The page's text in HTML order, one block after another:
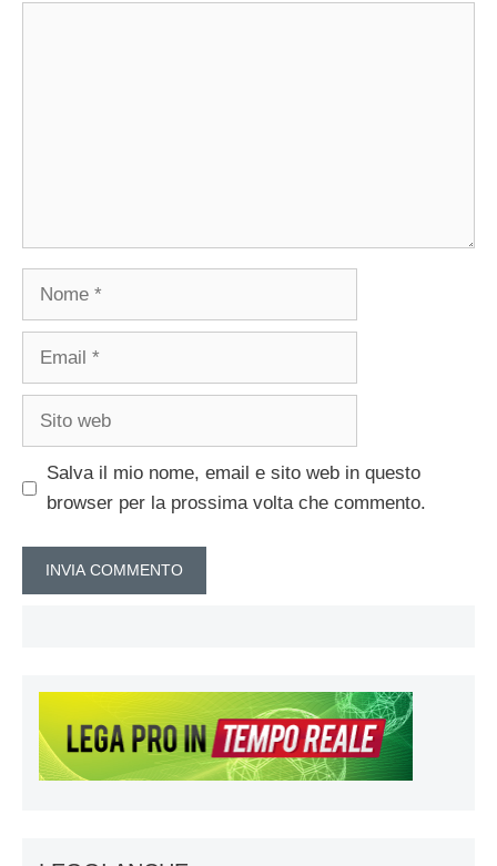
Nome
Email
Sito
Salva il mio nome, email e sito web in questo
browser per la prossima volta che commento.